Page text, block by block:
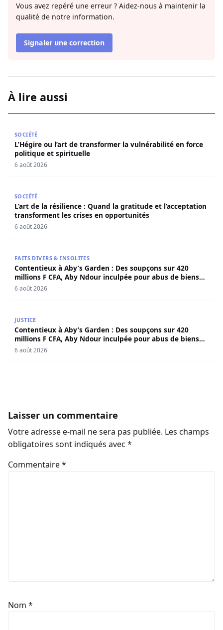
Vous avez repéré une erreur ? Aidez-nous à maintenir la
qualité de notre information.
Signaler une correction
À lire aussi
SOCIÉTÉ
L’Hégire ou l’art de transformer la vulnérabilité en force
politique et spirituelle
6 août 2026
SOCIÉTÉ
L’art de la résilience : Quand la gratitude et l’acceptation
transforment les crises en opportunités
6 août 2026
FAITS DIVERS & INSOLITES
Contentieux à Aby’s Garden : Des soupçons sur 420
millions F CFA, Aby Ndour inculpée pour abus de biens
sociaux
6 août 2026
JUSTICE
Contentieux à Aby’s Garden : Des soupçons sur 420
millions F CFA, Aby Ndour inculpée pour abus de biens
sociaux
6 août 2026
Laisser un commentaire
Votre adresse e-mail ne sera pas publiée. Les champs
obligatoires sont indiqués avec *
Commentaire*
Nom *